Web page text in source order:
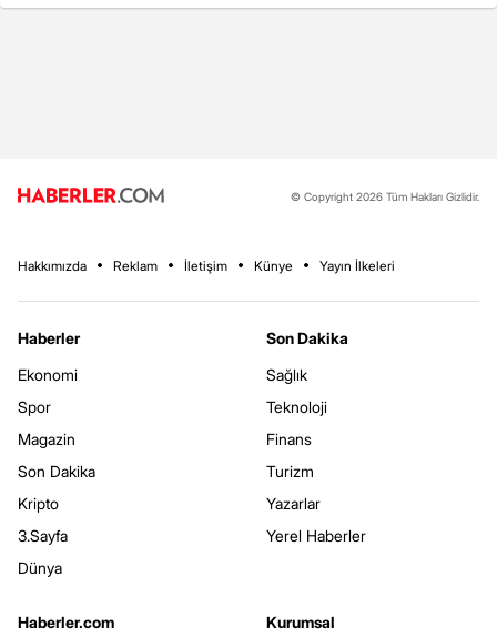
© Copyright 2026 Tüm Hakları Gizlidir.
Hakkımızda Reklam İletişim Künye Yayın İlkeleri
Haberler
Ekonomi
Spor
Magazin
Son Dakika
Kripto
3.Sayfa
Dünya
Son Dakika
Sağlık
Teknoloji
Finans
Turizm
Yazarlar
Yerel Haberler
Haberler.com
Kurumsal